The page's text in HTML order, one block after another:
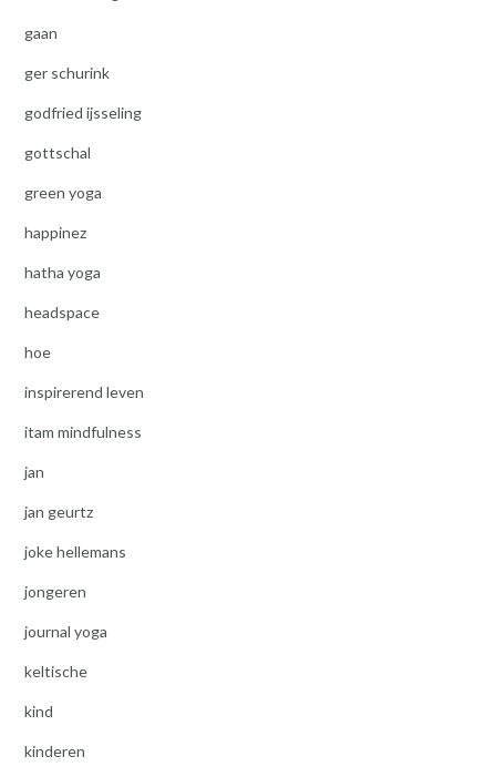
gaan
ger schurink
godfried ijsseling
gottschal
green yoga
happinez
hatha yoga
headspace
hoe
inspirerend leven
itam mindfulness
jan
jan geurtz
joke hellemans
jongeren
journal yoga
keltische
kind
kinderen